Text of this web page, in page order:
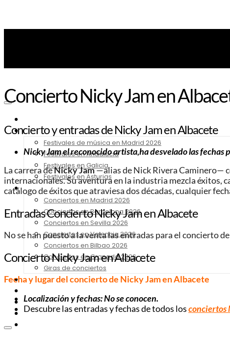
Festivales 2026
Festivales de música en Madrid 2026
Festivales en Andalucia
Festivales en Galicia
Festivales en Asturias
Conciertos 2026
Conciertos en Madrid 2026
Conciertos en Barcelona 2026
Conciertos en Sevilla 2026
Conciertos en Valencia 2026
Conciertos en Bilbao 2026
Conciertos en Granada 2026
Giras de conciertos
Noticias de Festivales
Series y Tv
Cine
Concierto Nicky Jam en
Concierto y entradas de Nicky Jam en Albacete
Nicky Jam el reconocido artista,ha desvelado las fechas
La carrera deNicky Jam—alias de Nick Rivera Caminero—
internacionales. Su aventura en la industria mezcla éxitos,
catálogo de éxitos que atraviesa dos décadas, cualquier
Entradas Concierto Nicky Jamen Albacete
No se han puesto a la venta las entradas para el concierto
Concierto Nicky Jam en Albacete
Fecha y lugar del concierto de Nicky Jamen Albacete
Localización y fechas: No se conocen.
Descubre las entradas y fechas de todos losconciertos